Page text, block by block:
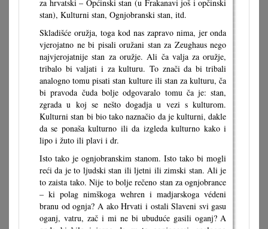
za hrvatski – Općinski stan (u Frakanavi još i opčinski
stan), Kulturni stan, Ognjobranski stan, itd.
Skladišće oružja, toga kod nas zapravo nima, jer onda
vjerojatno ne bi pisali oružani stan za Zeughaus nego
najvjerojatnije stan za oružje. Ali ča valja za oružje,
tribalo bi valjati i za kulturu. To znači da bi tribali
analogno tomu pisati stan kulture ili stan za kulturu, ča
bi pravoda čuda bolje odgovaralo tomu ča je: stan,
zgrada u koj se nešto dogadja u vezi s kulturom.
Kulturni stan bi bio tako naznačio da je kulturni, dakle
da se ponaša kulturno ili da izgleda kulturno kako i
lipo i žuto ili plavi i dr.
Isto tako je ognjobranskim stanom. Isto tako bi mogli
reći da je to ljudski stan ili ljetni ili zimski stan. Ali je
to zaista tako. Nije to bolje rečeno stan za ognjobrance
– ki polag nimškoga wehren i madjarskoga védeni
branu od ognja? A ako Hrvati i ostali Slaveni svi gasu
oganj, vatru, zač i mi ne bi ubuduće gasili oganj? A